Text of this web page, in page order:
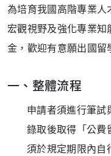
為培育我國高階專業
宏觀視野及強化專業
金，歡迎有意願出國留
一、整體流程
申請者須進行筆試
錄取後取得「公費
須於規定期限內